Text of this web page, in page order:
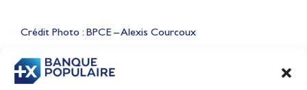
Crédit Photo : BPCE – Alexis Courcoux
CONTENU
Jeux Olympiques 2028